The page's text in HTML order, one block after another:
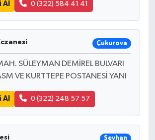
Al 0 (322) 584 41 41
Çukurova
SÜLEYMAN DEMİREL BULVARI
VE KURTTEPE POSTANESİ YANI
Al 0 (322) 248 57 57
Seyhan